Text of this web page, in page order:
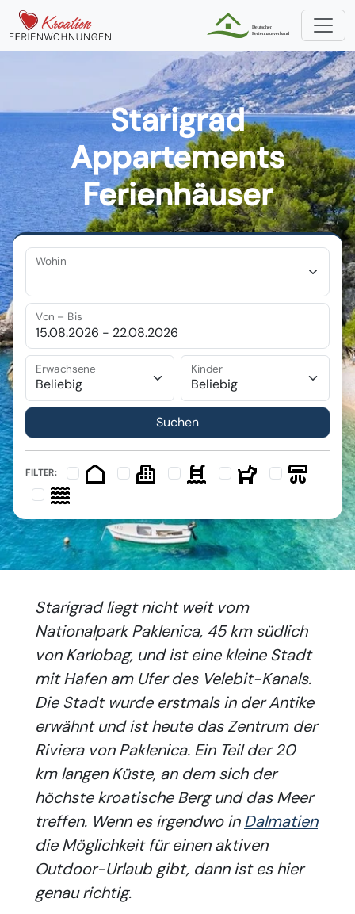
Starigrad
Appartements
Ferienhäuser
Wohin
Von – Bis
Erwachsene Kinder
FILTER:
Starigrad liegt nicht weit vom
Nationalpark Paklenica, 45 km südlich
von Karlobag, und ist eine kleine Stadt
mit Hafen am Ufer des Velebit-Kanals.
Die Stadt wurde erstmals in der Antike
erwähnt und ist heute das Zentrum der
Riviera von Paklenica. Ein Teil der 20
km langen Küste, an dem sich der
höchste kroatische Berg und das Meer
treffen. Wenn es irgendwo inDalmatien
die Möglichkeit für einen aktiven
Outdoor-Urlaub gibt, dann ist es hier
genau richtig.